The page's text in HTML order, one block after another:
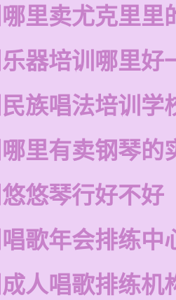
里卖尤克里里
器培训哪里好
族唱法培训学
里有卖钢琴的
悠琴行好不好
歌年会排练中
人唱歌排练机